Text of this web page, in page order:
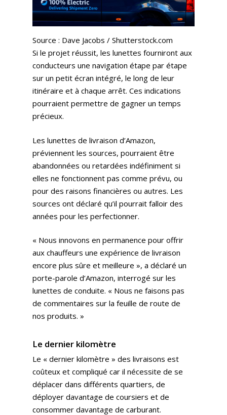
Source : Dave Jacobs / Shutterstock.com
Si le projet réussit, les lunettes fourniront aux
conducteurs une navigation étape par étape
sur un petit écran intégré, le long de leur
itinéraire et à chaque arrêt. Ces indications
pourraient permettre de gagner un temps
précieux.
Les lunettes de livraison d’Amazon,
préviennent les sources, pourraient être
abandonnées ou retardées indéfiniment si
elles ne fonctionnent pas comme prévu, ou
pour des raisons financières ou autres. Les
sources ont déclaré qu’il pourrait falloir des
années pour les perfectionner.
« Nous innovons en permanence pour offrir
aux chauffeurs une expérience de livraison
encore plus sûre et meilleure », a déclaré un
porte-parole d’Amazon, interrogé sur les
lunettes de conduite. « Nous ne faisons pas
de commentaires sur la feuille de route de
nos produits. »
Le dernier kilomètre
Le « dernier kilomètre » des livraisons est
coûteux et compliqué car il nécessite de se
déplacer dans différents quartiers, de
déployer davantage de coursiers et de
consommer davantage de carburant.